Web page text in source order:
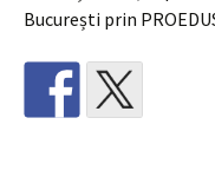
București prin